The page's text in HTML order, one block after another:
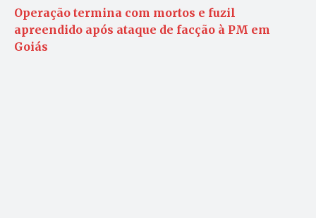
Operação termina com mortos e fuzil
apreendido após ataque de facção à PM em
Goiás